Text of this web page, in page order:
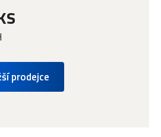
prodejce